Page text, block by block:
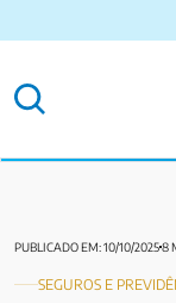
PUBLICADO EM: 10/10/20258
SEGUROS E